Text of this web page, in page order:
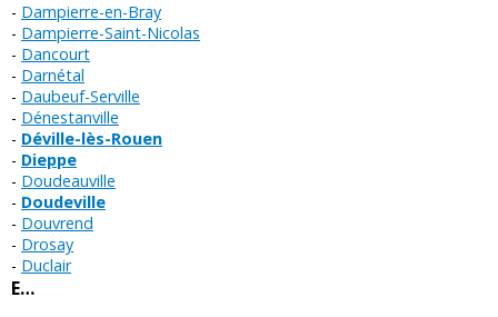
Dampierre-en-Bray
Dampierre-Saint-Nicolas
Dancourt
Darnétal
Daubeuf-Serville
Dénestanville
Déville-lès-Rouen
Dieppe
Doudeauville
Doudeville
Douvrend
Drosay
Duclair
E…